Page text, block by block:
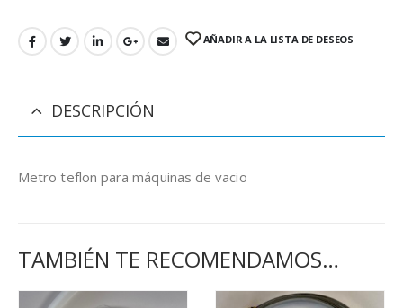
AÑADIR A LA LISTA DE DESEOS
DESCRIPCIÓN
Metro teflon para máquinas de vacio
TAMBIÉN TE RECOMENDAMOS…